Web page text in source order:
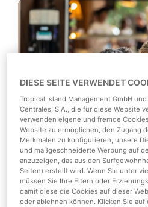
Ticket+Easy Day
DIESE SEITE VERWENDET
Tropical Island Management GmbH
Centrales, S.A., die für diese Website
verwenden eigene und fremde
Website zu ermöglichen, den Zugang
Merkmalen zu konfigurieren, unsere
und maßgeschneiderte Werbung auf
anzuzeigen, das aus den
Seiten) erstellt wird. Wenn Sie unter
müssen Sie Ihre Eltern oder
damit diese die Cookies auf dieser
oder ablehnen können. Klicken Sie